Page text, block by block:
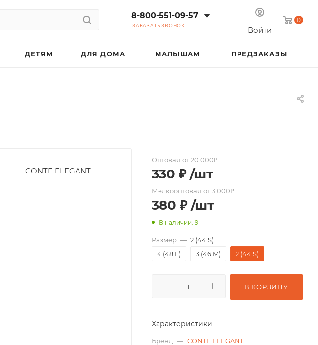
0
Войти
8-800-551-09-57
ЗАКАЗАТЬ ЗВОНОК
ДЕТЯМ ДЛЯ ДОМА МАЛЫШАМ ПРЕДЗАКАЗЫ
CONTE ELEGANT
Оптовая от 20 000₽
330 ₽ /шт
Мелкооптовая от 3 000₽
380 ₽ /шт
В наличии: 9
Размер — 2 (44 S)
4 (48 L)
3 (46 M) 2 (44 S)
В КОРЗИНУ
Характеристики
Бренд — CONTE ELEGANT